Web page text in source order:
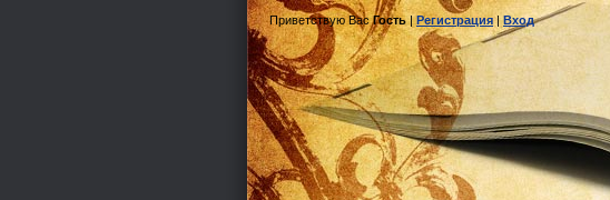
Приветствую Вас Гость|Регистрация|Вход